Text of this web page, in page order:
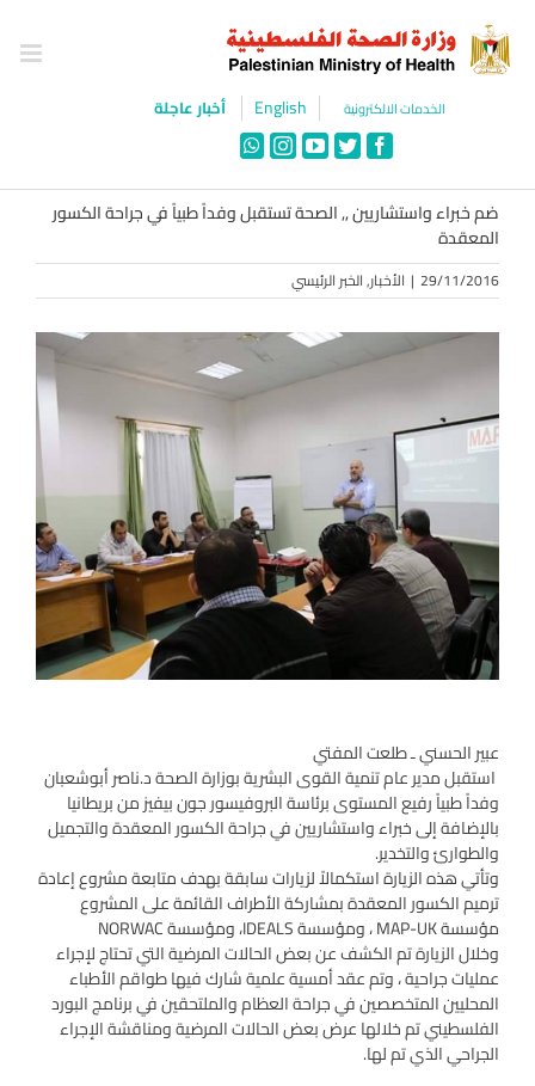
content
الخدمات الالكترونية English أخبار عاجلة
Facebook
Twitter
YouTube
Instagram
WhatsApp
ضم خبراء واستشاريين ,, الصحة تستقبل وفداً طبياً في جراحة الكسور
المعقدة
29/11/2016
| الأخبار,الخبر الرئيسي
عبير الحسني ـ طلعت المفتي
استقبل مدير عام تنمية القوى البشرية بوزارة الصحة د.ناصر أبوشعبان
وفداً طبياً رفيع المستوى برئاسة البروفيسور جون بيفيز من بريطانيا
بالإضافة إلى خبراء واستشاريين في جراحة الكسور المعقدة والتجميل
والطوارئ والتخدير.
وتأتي هذه الزيارة استكمالاً لزيارات سابقة بهدف متابعة مشروع إعادة
ترميم الكسور المعقدة بمشاركة الأطراف القائمة على المشروع
مؤسسة MAP-UK ، ومؤسسة IDEALS، ومؤسسة NORWAC
وخلال الزيارة تم الكشف عن بعض الحالات المرضية التي تحتاج لإجراء
عمليات جراحية ، وتم عقد أمسية علمية شارك فيها طواقم الأطباء
المحليين المتخصصين في جراحة العظام والملتحقين في برنامج البورد
الفلسطيني تم خلالها عرض بعض الحالات المرضية ومناقشة الإجراء
الجراحي الذي تم لها.